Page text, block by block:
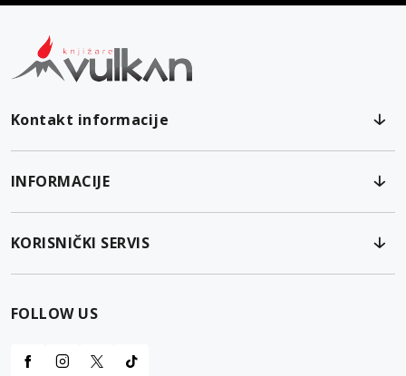
Kontakt informacije
INFORMACIJE
KORISNIČKI SERVIS
FOLLOW US